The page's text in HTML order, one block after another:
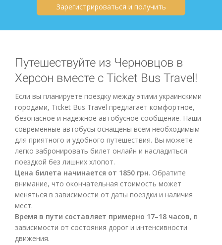
Зарегистрироваться и получить
Путешествуйте из Черновцов в
Херсон вместе с Ticket Bus Travel!
Если вы планируете поездку между этими украинскими
городами, Ticket Bus Travel предлагает комфортное,
безопасное и надежное автобусное сообщение. Наши
современные автобусы оснащены всем необходимым
для приятного и удобного путешествия. Вы можете
легко забронировать билет онлайн и насладиться
поездкой без лишних хлопот.
Цена билета начинается от 1850 грн. Обратите
внимание, что окончательная стоимость может
меняться в зависимости от даты поездки и наличия
мест.
Время в пути составляет примерно 17–18 часов, в
зависимости от состояния дорог и интенсивности
движения.